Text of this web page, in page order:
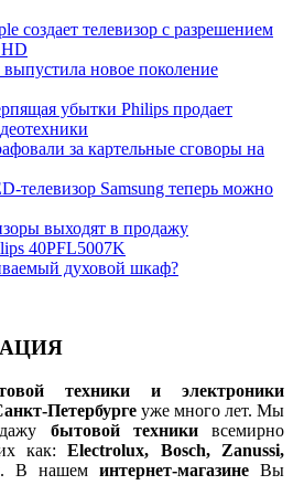
создает телевизор с разрешением
новое поколение
убытки Philips продает
за картельные сговоры на
телевизор Samsung теперь можно
выходят в продажу
40PFL5007K
духовой шкаф?
техники и электроники
Петербурге уже много лет. Мы
бытовой техникивсемирно
как:Electrolux, Bosch, Zanussi,
В нашем интернет-магазине Вы